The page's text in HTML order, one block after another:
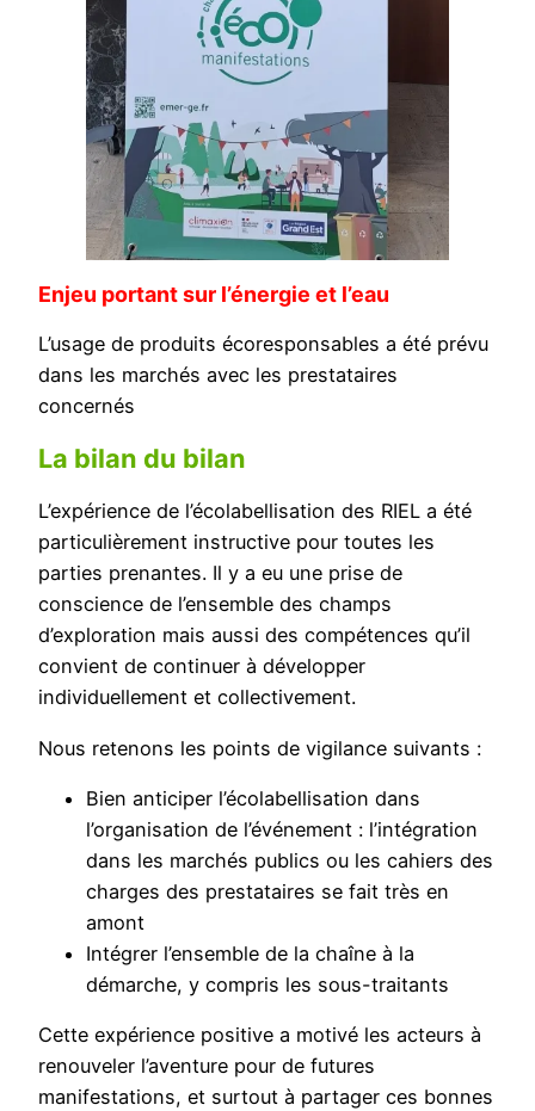
Enjeu portant sur l’énergie et l’eau
L’usage de produits écoresponsables a été prévu
dans les marchés avec les prestataires
concernés
La bilan du bilan
L’expérience de l’écolabellisation des RIEL a été
particulièrement instructive pour toutes les
parties prenantes. Il y a eu une prise de
conscience de l’ensemble des champs
d’exploration mais aussi des compétences qu’il
convient de continuer à développer
individuellement et collectivement.
Nous retenons les points de vigilance suivants :
Bien anticiper l’écolabellisation dans
l’organisation de l’événement : l’intégration
dans les marchés publics ou les cahiers des
charges des prestataires se fait très en
amont
Intégrer l’ensemble de la chaîne à la
démarche, y compris les sous-traitants
Cette expérience positive a motivé les acteurs à
renouveler l’aventure pour de futures
manifestations, et surtout à partager ces bonnes